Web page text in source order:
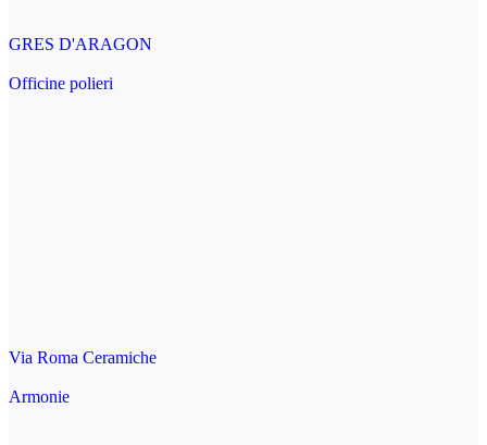
GRES D'ARAGON
Officine polieri
Via Roma Ceramiche
Armonie